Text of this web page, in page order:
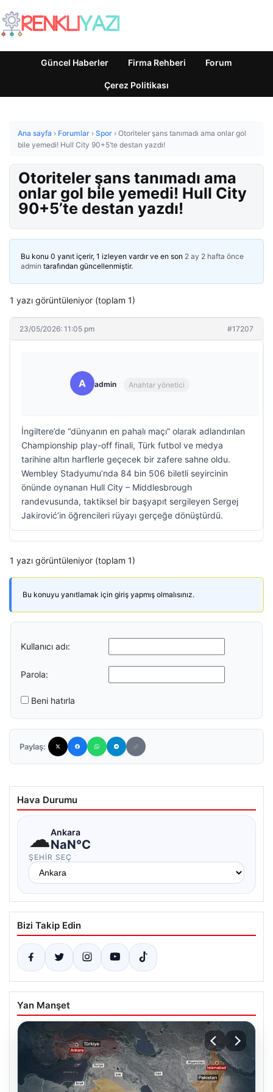
Güncel Haberler Firma Rehberi Forum
Çerez Politikası
Ana sayfa › Forumlar › Spor › Otoriteler şans tanımadı ama onlar gol
bile yemedi! Hull City 90+5’te destan yazdı!
Otoriteler şans tanımadı ama
onlar gol bile yemedi! Hull City
90+5’te destan yazdı!
Bu konu 0 yanıt içerir, 1 izleyen vardır ve en son 2 ay 2 hafta önce
admin tarafından güncellenmiştir.
1 yazı görüntüleniyor (toplam 1)
23/05/2026: 11:05 pm #17207
A admin Anahtar yönetici
İngiltere’de “dünyanın en pahalı maçı” olarak adlandırılan
Championship play-off finali, Türk futbol ve medya
tarihine altın harflerle geçecek bir zafere sahne oldu.
Wembley Stadyumu’nda 84 bin 506 biletli seyircinin
önünde oynanan Hull City – Middlesbrough
randevusunda, taktiksel bir başyapıt sergileyen Sergej
Jakirović’in öğrencileri rüyayı gerçeğe dönüştürdü.
1 yazı görüntüleniyor (toplam 1)
Bu konuyu yanıtlamak için giriş yapmış olmalısınız.
Kullanıcı adı:
Parola:
Beni hatırla
Paylaş:
Hava Durumu
☁Ankara
NaN°C
ŞEHIR SEÇ
Bizi Takip Edin
Yan Manşet